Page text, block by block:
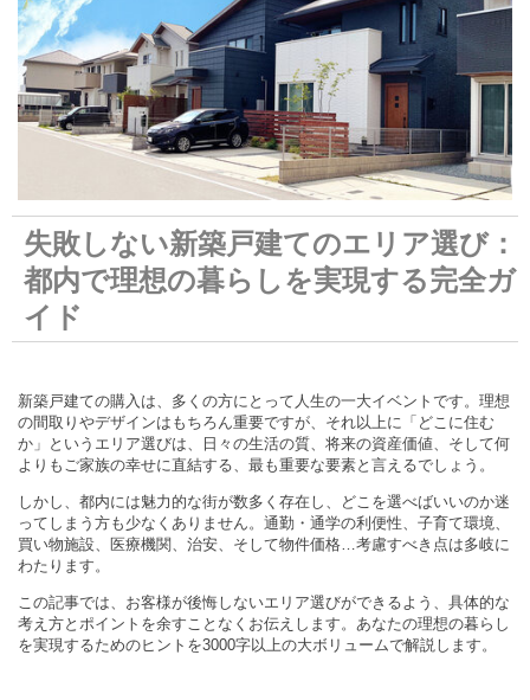
失敗しない新築戸建てのエリア選び：
都内で理想の暮らしを実現する完全ガ
イド
新築戸建ての購入は、多くの方にとって人生の一大イベントです。理想
の間取りやデザインはもちろん重要ですが、それ以上に「どこに住む
か」というエリア選びは、日々の生活の質、将来の資産価値、そして何
よりもご家族の幸せに直結する、最も重要な要素と言えるでしょう。
しかし、都内には魅力的な街が数多く存在し、どこを選べばいいのか迷
ってしまう方も少なくありません。通勤・通学の利便性、子育て環境、
買い物施設、医療機関、治安、そして物件価格…考慮すべき点は多岐に
わたります。
この記事では、お客様が後悔しないエリア選びができるよう、具体的な
考え方とポイントを余すことなくお伝えします。あなたの理想の暮らし
を実現するためのヒントを3000字以上の大ボリュームで解説します。